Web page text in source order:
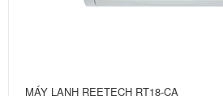
MÁY LẠNH REETECH RT18-CA